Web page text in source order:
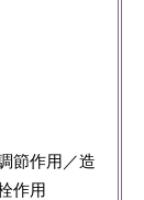
節作用／造
作用